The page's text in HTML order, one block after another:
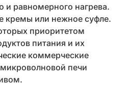
равномерного нагрева.
кремы или нежное суфле.
приоритетом
питания и их
коммерческие
печи